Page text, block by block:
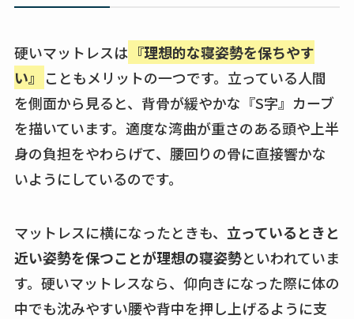
硬いマットレスは 『理想的な寝姿勢を保ちやす
い』
こともメリットの一つです。立っている人間
を側面から見ると、背骨が緩やかな『S字』カーブ
を描いています。適度な湾曲が重さのある頭や上半
身の負担をやわらげて、腰回りの骨に直接響かな
いようにしているのです。
マットレスに横になったときも、 立っているときと
近い姿勢を保つことが理想の寝姿勢といわれていま
す。硬いマットレスなら、仰向きになった際に体の
中でも沈みやすい腰や背中を押し上げるように支